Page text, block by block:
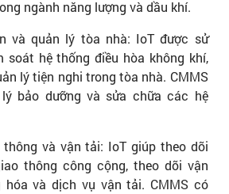
ngành năng lượng và dầu khí.
và quản lý tòa nhà: IoT được sử
soát hệ thống điều hòa không khí,
lý tiện nghi trong tòa nhà. CMMS
bảo dưỡng và sửa chữa các hệ
thông và vận tải: IoT giúp theo dõi
thông công cộng, theo dõi vận
hóa và dịch vụ vận tải. CMMS có